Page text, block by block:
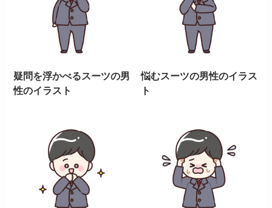
疑問を浮かべるスーツの男
性のイラスト
悩むスーツの男性のイラス
ト